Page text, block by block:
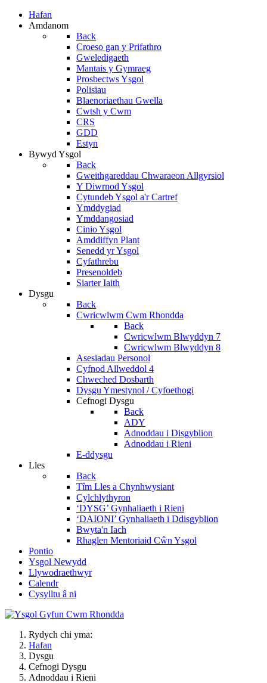
Hafan
Amdanom
Back
Croeso gan y Prifathro
Gweledigaeth
Mantais y Gymraeg
Prosbectws Ysgol
Polisïau
Blaenoriaethau Gwella
Cwtsh y Cwm
CRS
GDD
Estyn
Bywyd Ysgol
Back
Gweithgareddau Chwaraeon Allgyrsiol
Y Diwrnod Ysgol
Cytundeb Ysgol a'r Cartref
Ymddygiad
Ymddangosiad
Cinio Ysgol
Amddiffyn Plant
Senedd yr Ysgol
Cyfathrebu
Presenoldeb
Siarter Iaith
Dysgu
Back
Cwricwlwm Cwm Rhondda
Back
Cwricwlwm Blwyddyn 7
Cwricwlwm Blwyddyn 8
Asesiadau Personol
Cyfnod Allweddol 4
Chweched Dosbarth
Dysgu Ymestynol / Cyfoethogi
Cefnogi Dysgu
Back
ADY
Adnoddau i Disgyblion
Adnoddau i Rieni
E-ddysgu
Lles
Back
Tîm Lles a Chynhwysiant
Cylchlythyron
‘DYSG’ Gynhaliaeth i Rieni
‘DAIONI’ Gynhaliaeth i Ddisgyblion
Bwyta'n Iach
Rhaglen Mentoriaid Cŵn Ysgol
Pontio
Ysgol Newydd
Llywodraethwyr
Calendr
Cysylltu â ni
Rydych chi yma:
Hafan
Dysgu
Cefnogi Dysgu
Adnoddau i Rieni